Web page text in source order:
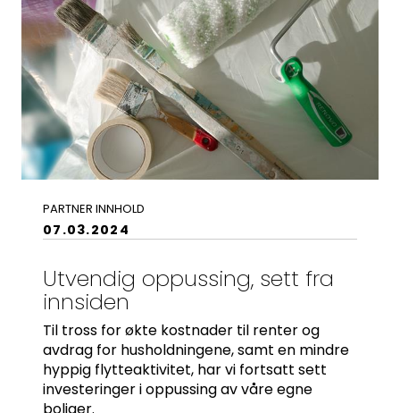
PARTNER INNHOLD
07.03.2024
Utvendig oppussing, sett fra
innsiden
Til tross for økte kostnader til renter og
avdrag for husholdningene, samt en mindre
hyppig flytteaktivitet, har vi fortsatt sett
investeringer i oppussing av våre egne